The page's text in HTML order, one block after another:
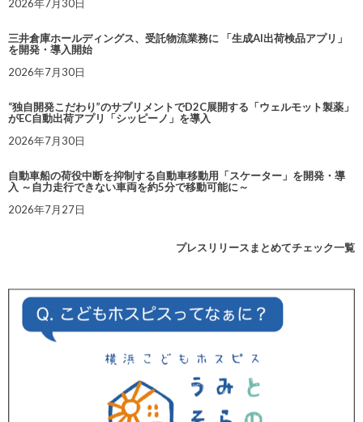
2026年7月30日
三井倉庫ホールディングス、受託物流業務に 「生成AI出荷検品アプリ」
を開発・導入開始
2026年7月30日
“独自開発こだわり”のサプリメントでD2C展開する「ウェルモット製薬」
がEC自動出荷アプリ「シッピーノ」を導入
2026年7月30日
自動車船の荷役中断を抑制する自動車移動用「スケーター」を開発・導
入 ～自力走行できない車両を約5分で移動可能に～
2026年7月27日
プレスリリースまとめてチェック一覧